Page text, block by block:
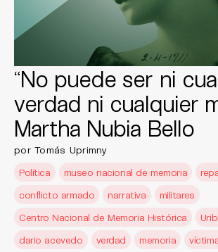
“No puede ser ni
verdad ni cualquier
Martha Nubia Bello
por Tomás Uprimny
Política
museo nacional de memoria
conflicto armado
narrativa
militares
Centro Nacional de Memoria Histórica
dario acevedo
verdad memoria